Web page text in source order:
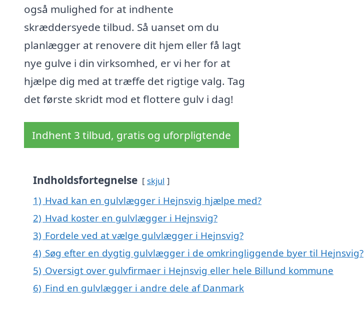
også mulighed for at indhente
skræddersyede tilbud. Så uanset om du
planlægger at renovere dit hjem eller få lagt
nye gulve i din virksomhed, er vi her for at
hjælpe dig med at træffe det rigtige valg. Tag
det første skridt mod et flottere gulv i dag!
Indhent 3 tilbud, gratis og uforpligtende
Indholdsfortegnelse skjul
1) Hvad kan en gulvlægger i Hejnsvig hjælpe med?
2) Hvad koster en gulvlægger i Hejnsvig?
3) Fordele ved at vælge gulvlægger i Hejnsvig?
4) Søg efter en dygtig gulvlægger i de omkringliggende byer til Hejnsvig?
5) Oversigt over gulvfirmaer i Hejnsvig eller hele Billund kommune
6) Find en gulvlægger i andre dele af Danmark